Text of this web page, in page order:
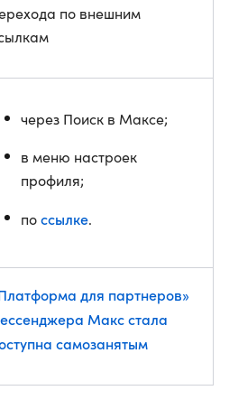
по внешним
через Поиск в Максе;
в меню настроек
профиля;
поссылке.
для партнеров»
Макс стала
самозанятым